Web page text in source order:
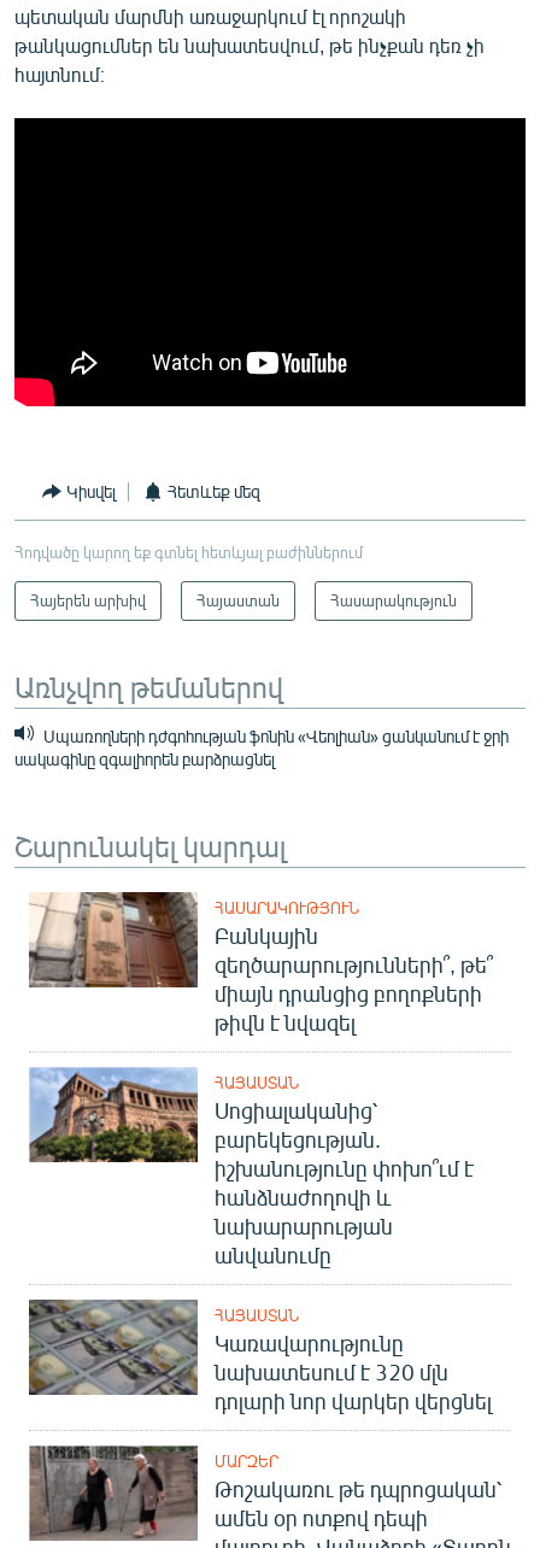
պետական մարմնի առաջարկում էլ որոշակի
թանկացումներ են նախատեսվում, թե ինչքան դեռ չի
հայտնում։
Կիսվել Հետևեք մեզ
Հոդվածը կարող եք գտնել հետևյալ բաժիններում
Հայերեն արխիվ Հայաստան Հասարակություն
Առնչվող թեմաներով
Սպառողների դժգոհության ֆոնին «Վեոլիան» ցանկանում է ջրի
սակագինը զգալիորեն բարձրացնել
Շարունակել կարդալ
ՀԱՍԱՐԱԿՈՒԹՅՈՒՆ
Բանկային
զեղծարարությունների՞, թե՞
միայն դրանցից բողոքների
թիվն է նվազել
ՀԱՅԱՍՏԱՆ
Սոցիալականից՝
բարեկեցության.
իշխանությունը փոխո՞ւմ է
հանձնաժողովի և
նախարարության
անվանումը
ՀԱՅԱՍՏԱՆ
Կառավարությունը
նախատեսում է 320 մլն
դոլարի նոր վարկեր վերցնել
ՄԱՐԶԵՐ
Թոշակառու թե դպրոցական՝
ամեն օր ոտքով դեպի